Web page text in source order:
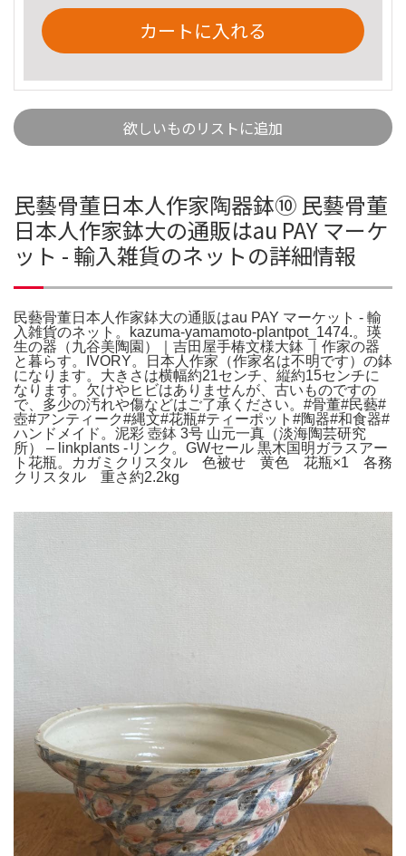
カートに入れる
欲しいものリストに追加
民藝骨董日本人作家陶器鉢⑩ 民藝骨董
日本人作家鉢大の通販はau PAY マーケ
ット - 輸入雑貨のネットの詳細情報
民藝骨董日本人作家鉢大の通販はau PAY マーケット - 輸
入雑貨のネット。kazuma-yamamoto-plantpot_1474.。瑛
生の器（九谷美陶園）｜吉田屋手椿文様大鉢 ｜作家の器
と暮らす。IVORY。日本人作家（作家名は不明です）の鉢
になります。大きさは横幅約21センチ、縦約15センチに
なります。欠けやヒビはありませんが、古いものですの
で、多少の汚れや傷などはご了承ください。#骨董#民藝#
壺#アンティーク#縄文#花瓶#ティーポット#陶器#和食器#
ハンドメイド。泥彩 壺鉢 3号 山元一真（淡海陶芸研究
所） – linkplants -リンク。GWセール 黒木国明ガラスアー
ト花瓶。カガミクリスタル 色被せ 黄色 花瓶×1 各務
クリスタル 重さ約2.2kg